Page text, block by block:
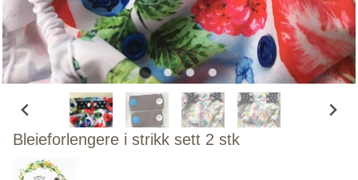
Bleieforlengere i strikk sett 2 stk